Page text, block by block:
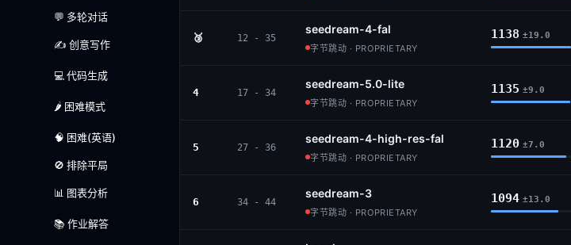
💬 多轮对话
✍️ 创意写作
💻 代码生成
🌶️ 困难模式
🧠 困难(英语)
🚫 排除平局
📊 图表分析
📚 作业解答
🥉 12 - 35
seedream-4-fal
字节跳动 · PROPRIETARY
1138 ±19.0
4 17 - 34
seedream-5.0-lite
字节跳动 · PROPRIETARY
1135 ±9.0
5 27 - 36
seedream-4-high-res-fal
字节跳动 · PROPRIETARY
1120 ±7.0
6 34 - 44
seedream-3
字节跳动 · PROPRIETARY
1094 ±13.0